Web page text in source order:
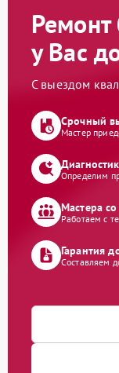
Ремонт
у Вас
С выездом
Срочный
Мастер
Определим
Мастера
Работаем с
Гарантия
Составляем